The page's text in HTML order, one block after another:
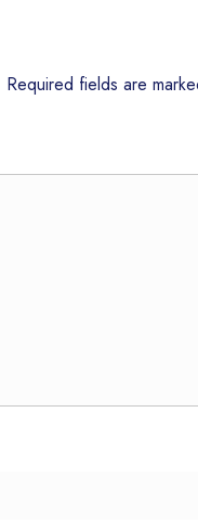
Required fields are